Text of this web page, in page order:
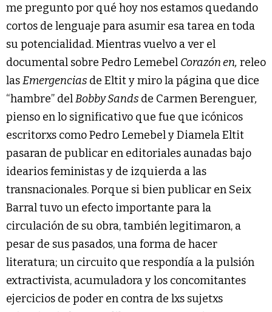
me pregunto por qué hoy nos estamos quedando
cortos de lenguaje para asumir esa tarea en toda
su potencialidad. Mientras vuelvo a ver el
documental sobre Pedro Lemebel Corazón en, releo
lasEmergencias de Eltit y miro la página que dice
“hambre” delBobby Sands de Carmen Berenguer,
pienso en lo significativo que fue que icónicos
escritorxs como Pedro Lemebel y Diamela Eltit
pasaran de publicar en editoriales aunadas bajo
idearios feministas y de izquierda a las
transnacionales. Porque si bien publicar en Seix
Barral tuvo un efecto importante para la
circulación de su obra, también legitimaron, a
pesar de sus pasados, una forma de hacer
literatura; un circuito que respondía a la pulsión
extractivista, acumuladora y los concomitantes
ejercicios de poder en contra de lxs sujetxs